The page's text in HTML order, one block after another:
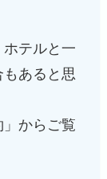
テルと一
あると思
からご覧